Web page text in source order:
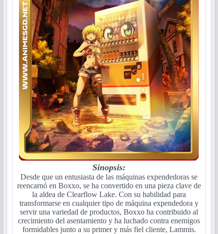
Sinopsis:
Desde que un entusiasta de las máquinas expendedoras se
reencarnó en Boxxo, se ha convertido en una pieza clave de
la aldea de Clearflow Lake. Con su habilidad para
transformarse en cualquier tipo de máquina expendedora y
servir una variedad de productos, Boxxo ha contribuido al
crecimiento del asentamiento y ha luchado contra enemigos
formidables junto a su primer y más fiel cliente, Lammis.